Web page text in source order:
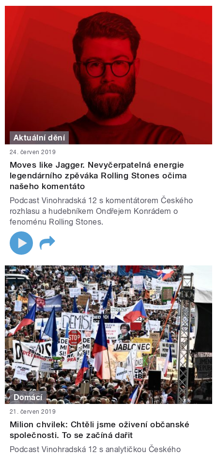
Aktuální dění
24. červen 2019
Moves like Jagger. Nevyčerpatelná energie
legendárního zpěváka Rolling Stones očima
našeho komentáto
Podcast Vinohradská 12 s komentátorem Českého
rozhlasu a hudebníkem Ondřejem Konrádem o
fenoménu Rolling Stones.
Domácí
21. červen 2019
Milion chvilek: Chtěli jsme oživení občanské
společnosti. To se začíná dařit
Podcast Vinohradská 12 s analytičkou Českého